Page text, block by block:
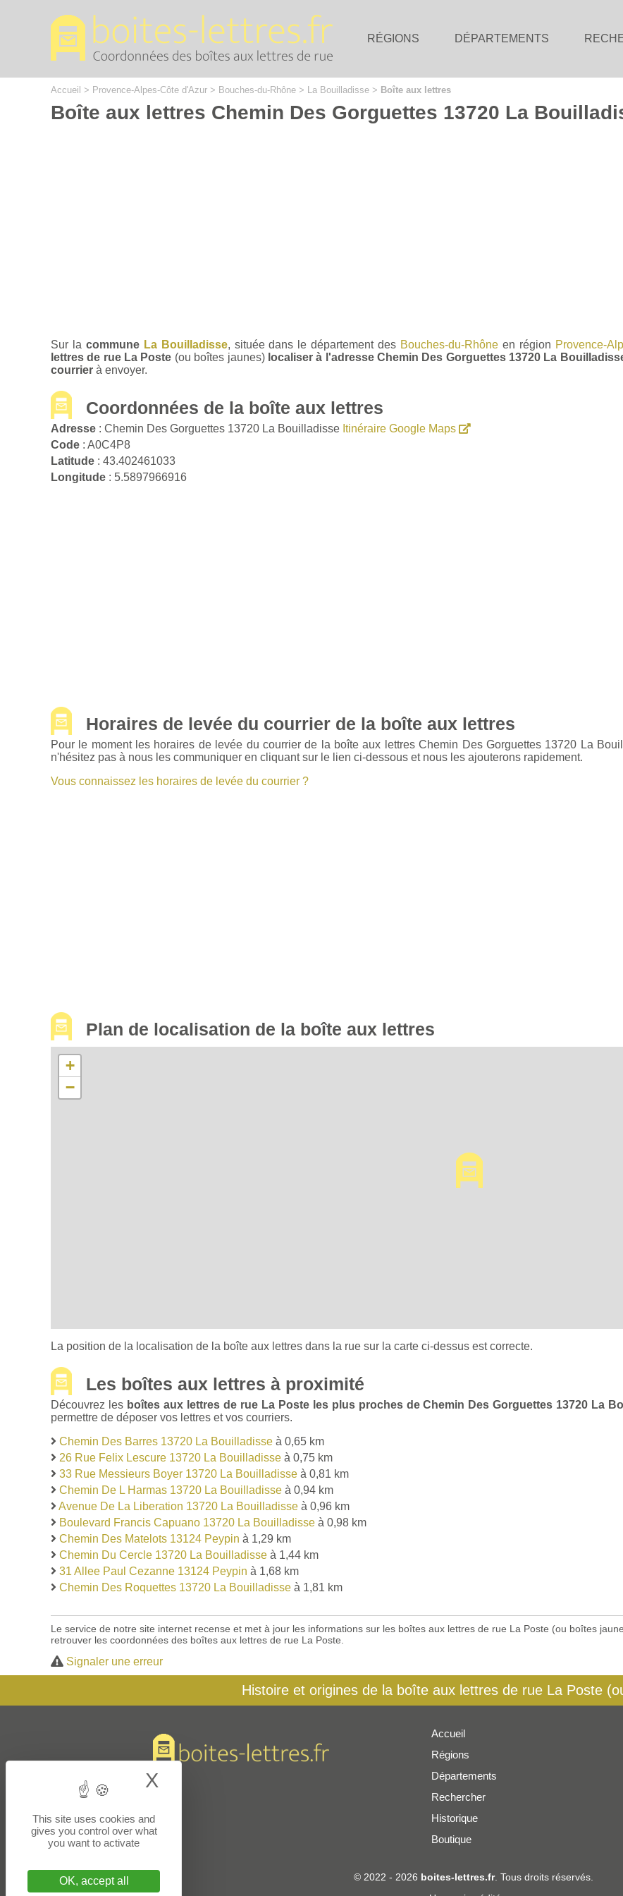
RÉGIONS DÉPARTEMENTS
Accueil > Provence-Alpes-Côte d'Azur > Bouches-du-Rhône > La Bouilladisse > Boîte aux lettres
Boîte aux lettres Chemin Des Gorguettes 13720 La
Sur la commune La Bouilladisse, située dans le département des Bouches-du-Rhône en région Provence-
lettres de rue La Poste (ou boîtes jaunes) localiser à l'adresse Chemin Des Gorguettes 13720 La
courrier à envoyer.
Coordonnées de la boîte aux lettres
Adresse : Chemin Des Gorguettes 13720 La Bouilladisse Itinéraire Google Maps
Code : A0C4P8
Latitude : 43.402461033
Longitude : 5.5897966916
Horaires de levée du courrier de la boîte aux lettres
Pour le moment les horaires de levée du courrier de la boîte aux lettres Chemin Des Gorguettes 13720 La
n'hésitez pas à nous les communiquer en cliquant sur le lien ci-dessous et nous les ajouterons rapidement.
Vous connaissez les horaires de levée du courrier ?
Plan de localisation de la boîte aux lettres
+
−
La position de la localisation de la boîte aux lettres dans la rue sur la carte ci-dessus est correcte.
Les boîtes aux lettres à proximité
Découvrez les boîtes aux lettres de rue La Poste les plus proches de Chemin Des Gorguettes 13720 La
permettre de déposer vos lettres et vos courriers.
Chemin Des Barres 13720 La Bouilladisse à 0,65 km
26 Rue Felix Lescure 13720 La Bouilladisse à 0,75 km
33 Rue Messieurs Boyer 13720 La Bouilladisse à 0,81 km
Chemin De L Harmas 13720 La Bouilladisse à 0,94 km
Avenue De La Liberation 13720 La Bouilladisse à 0,96 km
Boulevard Francis Capuano 13720 La Bouilladisse à 0,98 km
Chemin Des Matelots 13124 Peypin à 1,29 km
Chemin Du Cercle 13720 La Bouilladisse à 1,44 km
31 Allee Paul Cezanne 13124 Peypin à 1,68 km
Chemin Des Roquettes 13720 La Bouilladisse à 1,81 km
Le service de notre site internet recense et met à jour les informations sur les boîtes aux lettres de rue La Poste (ou boîtes
retrouver les coordonnées des boîtes aux lettres de rue La Poste.
Signaler une erreur
Histoire et origines de la boîte aux lettres de rue La Poste
Accueil
Régions
Départements
Rechercher
Historique
Boutique
© 2022 - 2026 boites-lettres.fr. Tous droits réservés.
This site uses cookies and
gives you control over what
you want to activate
OK, accept all
X